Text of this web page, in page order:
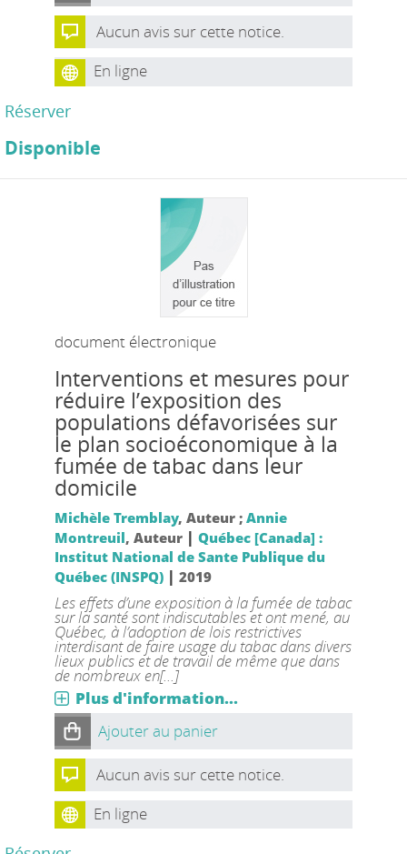
Aucun avis sur cette notice.
En ligne
Réserver
Disponible
document électronique
Interventions et mesures pour
réduire l’exposition des
populations défavorisées sur
le plan socioéconomique à la
fumée de tabac dans leur
domicile
Michèle Tremblay, Auteur ; Annie
Montreuil, Auteur | Québec [Canada] :
Institut National de Sante Publique du
Québec (INSPQ)| 2019
Les effets d’une exposition à la fumée de tabac
sur la santé sont indiscutables et ont mené, au
Québec, à l’adoption de lois restrictives
interdisant de faire usage du tabac dans divers
lieux publics et de travail de même que dans
de nombreux en[...]
Plus d'information...
Ajouter au panier
Aucun avis sur cette notice.
En ligne